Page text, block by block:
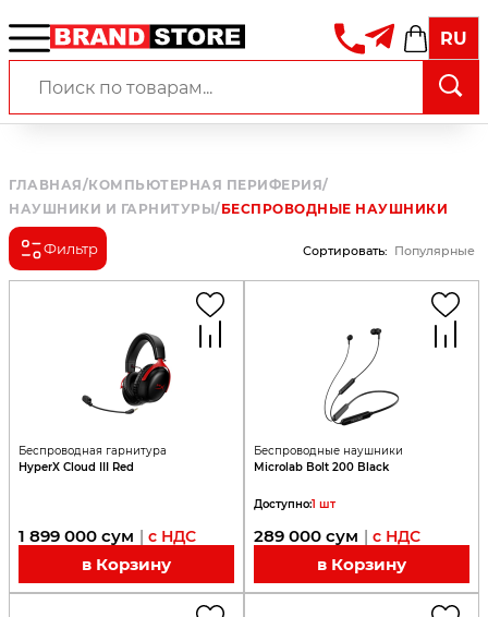
RU
ГЛАВНАЯ/КОМПЬЮТЕРНАЯ ПЕРИФЕРИЯ/
НАУШНИКИ И ГАРНИТУРЫ/БЕСПРОВОДНЫЕ НАУШНИКИ
Фильтр Сортировать: Популярные
Беспроводная гарнитура
HyperX Cloud III Red
1 899 000 сум | с НДС
в Корзину
Беспроводные наушники
Microlab Bolt 200 Black
Доступно:1 шт
289 000 сум | с НДС
в Корзину